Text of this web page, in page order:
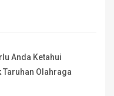
Anda Ketahui
Taruhan Olahraga